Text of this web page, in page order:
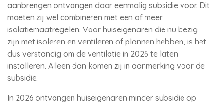
aanbrengen ontvangen daar eenmalig subsidie voor. Dit
moeten zij wel combineren met een of meer
isolatiemaatregelen. Voor huiseigenaren die nu bezig
zijn met isoleren en ventileren of plannen hebben, is het
dus verstandig om de ventilatie in 2026 te laten
installeren. Alleen dan komen zij in aanmerking voor de
subsidie.
In 2026 ontvangen huiseigenaren minder subsidie op